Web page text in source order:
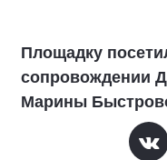
Площадку
сопровождении
Марины